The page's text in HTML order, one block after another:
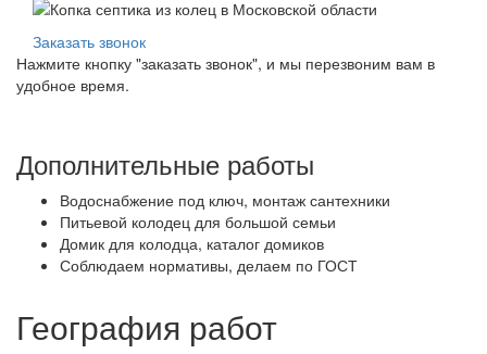
Заказать звонок
Нажмите кнопку "заказать звонок", и мы перезвоним вам в
удобное время.
Дополнительные работы
Водоснабжение под ключ, монтаж сантехники
Питьевой колодец для большой семьи
Домик для колодца, каталог домиков
Соблюдаем нормативы, делаем по ГОСТ
География работ